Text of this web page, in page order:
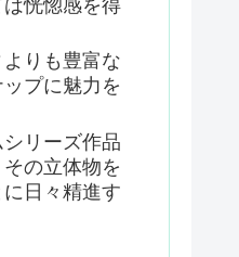
恍惚感を得
りも豊富な
プに魅力を
リーズ作品
の立体物を
日々精進す